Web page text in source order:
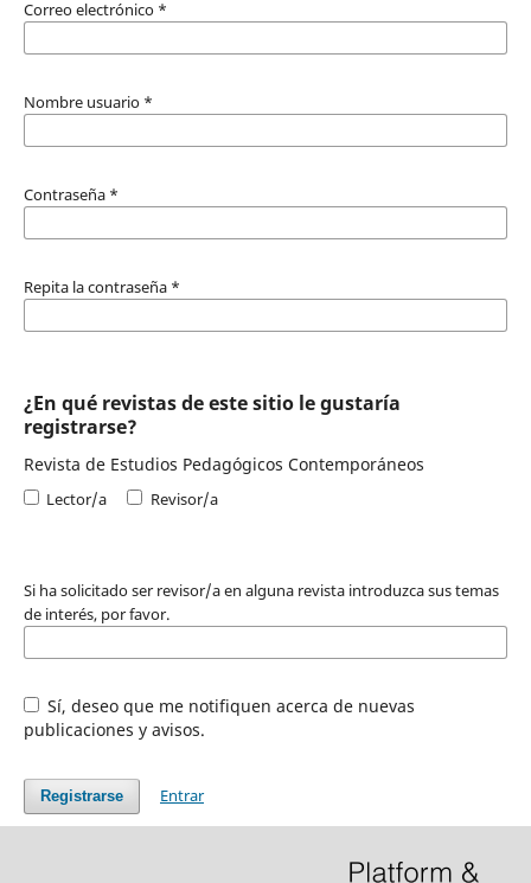
Correo electrónico *
Nombre usuario *
Contraseña *
Repita la contraseña *
¿En qué revistas de este sitio le gustaría
registrarse?
Revista de Estudios Pedagógicos Contemporáneos
Lector/a Revisor/a
Si ha solicitado ser revisor/a en alguna revista introduzca sus temas
de interés, por favor.
Sí, deseo que me notifiquen acerca de nuevas
publicaciones y avisos.
Registrarse Entrar